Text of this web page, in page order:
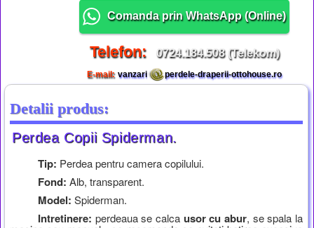
Comanda prin WhatsApp (Online)
Telefon: 0724.184.508 (Telekom)
E-mail: vanzari perdele-draperii-ottohouse.ro
Detalii produs:
Perdea Copii Spiderman.
Tip: Perdea pentru camera copilului.
Fond: Alb, transparent.
Model: Spiderman.
Intretinere: perdeaua se calca usor cu abur, se spala la